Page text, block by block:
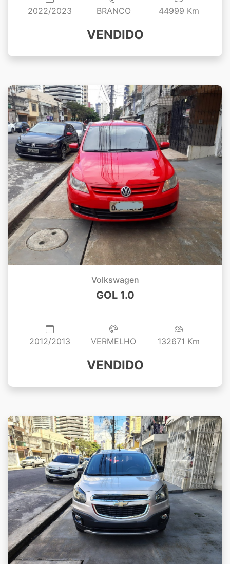
2022/2023 BRANCO 44999 Km
VENDIDO
Volkswagen
GOL 1.0
2012/2013 VERMELHO 132671 Km
VENDIDO